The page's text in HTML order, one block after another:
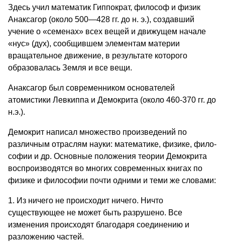
Здесь учил матема­тик Гиппократ, философ и физик
Анаксагор (около 500—428 гг. до н. э.), создавший
учение о «семенах» всех вещей и движущем начале
«нус» (дух), сообщившем элементам мате­рии
вращательное движение, в ре­зультате которого
образовалась Земля и все вещи.
Анаксагор был современником основателей
атомистики Левкиппа и Демокрита (около 460-370 гг. до
н.э.).
Демокрит написал множество про­изведений по
различным отраслям науки: математике, физике, фило­
софии и др. Основные положения теории Демо­крита
воспроизводятся во многих современных книгах по
физике и философии почти одними и теми же словами:
1. Из ничего не происходит ничего. Ничто
существующее не может быть разрушено. Все
изменения происходят благодаря соединению и
разложению частей.